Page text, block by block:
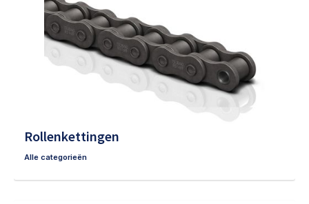
Rollenkettingen
Alle categorieën